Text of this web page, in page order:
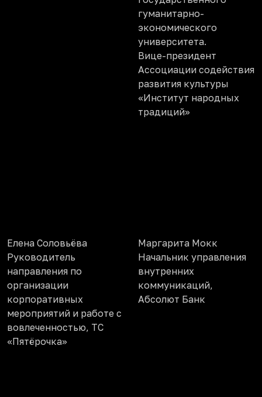
гуманитарно-
экономического
университета.
Вице-президент
Ассоциации содействия
развития культуры
«Институт народных
традиций»
Елена Соловьёва
Руководитель
направления по
организации
корпоративных
мероприятий и работе с
вовлеченностью, ТС
«Пятёрочка»
Маргарита Мокк
Начальник управления
внутренних
коммуникаций,
Абсолют Банк